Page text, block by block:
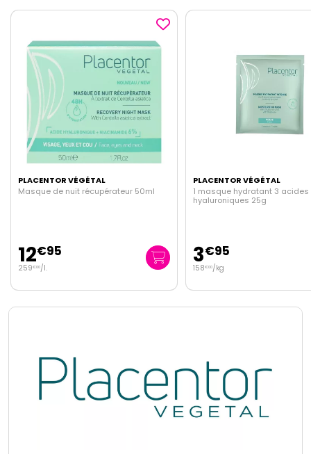
PLACENTOR VÉGÉTAL
1 masque hydratant 3 acides
3€95
158€00/kg
PLACENTOR VÉGÉTAL
Crème structurante anti-
50ml
16€95
339€00/l.